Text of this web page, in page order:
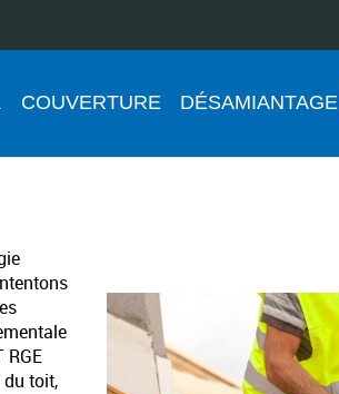
COUVERTURE DÉSAMIANTAGE
RGE
du toit,